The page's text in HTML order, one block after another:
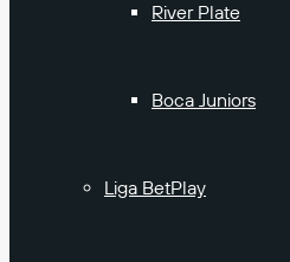
River Plate
Boca Juniors
Liga BetPlay